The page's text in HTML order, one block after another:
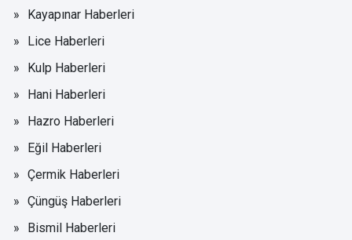
Kayapınar Haberleri
Lice Haberleri
Kulp Haberleri
Hani Haberleri
Hazro Haberleri
Eğil Haberleri
Çermik Haberleri
Çüngüş Haberleri
Bismil Haberleri